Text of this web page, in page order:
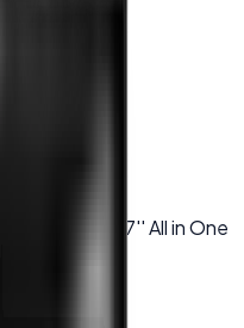
TX-1700NT 17'' All in One
Wi-Fi